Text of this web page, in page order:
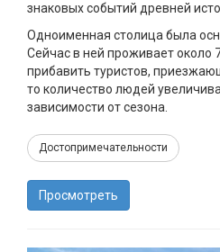
знаковых событий древней
Одноименная столица была
Сейчас в ней проживает около
прибавить туристов,
то количество людей
зависимости от сезона.
Достопримечательности
Просмотреть